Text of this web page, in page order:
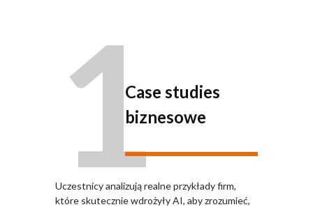
1Case studies
biznesowe
Uczestnicy analizują realne przykłady firm,
które skutecznie wdrożyły AI, aby zrozumieć,